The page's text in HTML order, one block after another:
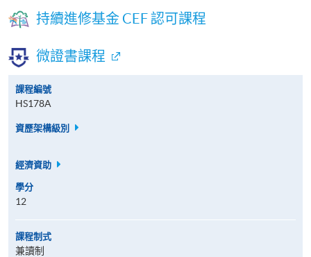
持續進修基金 CEF 認可課程
微證書課程
課程編號
HS178A
資歷架構級別
經濟資助
學分
12
課程制式
兼讀制